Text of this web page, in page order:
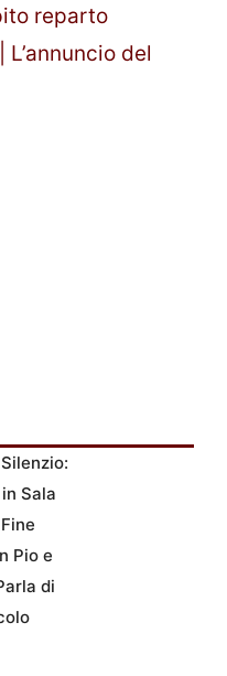
reparto
del
Sala
Pio e
di